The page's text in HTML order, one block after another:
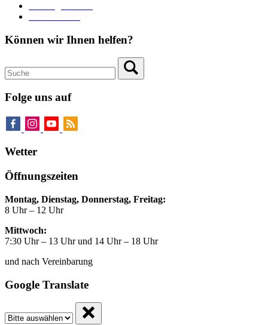
Können wir Ihnen helfen?
Folge uns auf
Wetter
Öffnungszeiten
Montag, Dienstag, Donnerstag, Freitag:
8 Uhr – 12 Uhr
Mittwoch:
7:30 Uhr – 13 Uhr und 14 Uhr – 18 Uhr
und nach Vereinbarung
Google Translate